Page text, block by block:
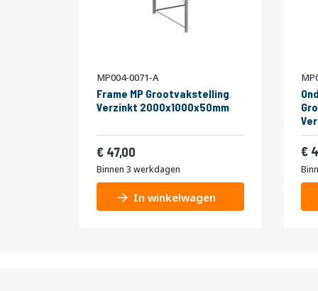
MP004-0071-A
Frame MP Grootvakstelling
Verzinkt 2000x1000x50mm
Vanaf
47,00
Binnen 3 werkdagen
In winkelwagen